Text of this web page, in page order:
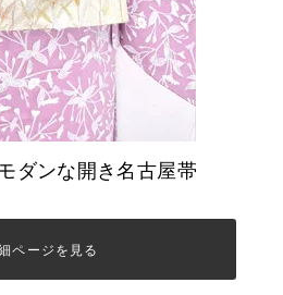
ダンな開き名古屋帯
ページを見る